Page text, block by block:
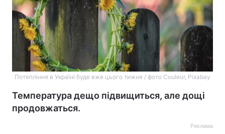
Потепління в Україні буде вже цього тижня / фото Couleur, Pixabay
Температура дещо підвищиться, але дощі
продовжаться.
Реклама